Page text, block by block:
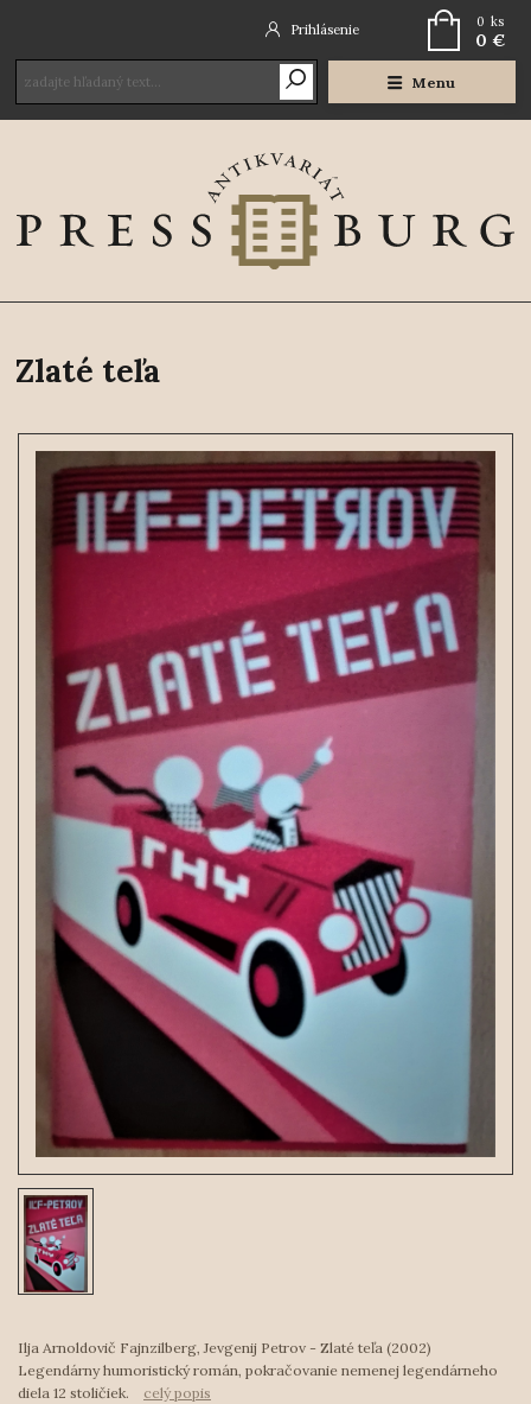
Menu
Prihlásenie 0 ks
0 €
Zlaté teľa
Ilja Arnoldovič Fajnzilberg, Jevgenij Petrov - Zlaté teľa (2002)
Legendárny humoristický román, pokračovanie nemenej legendárneho
diela 12 stoličiek. celý popis